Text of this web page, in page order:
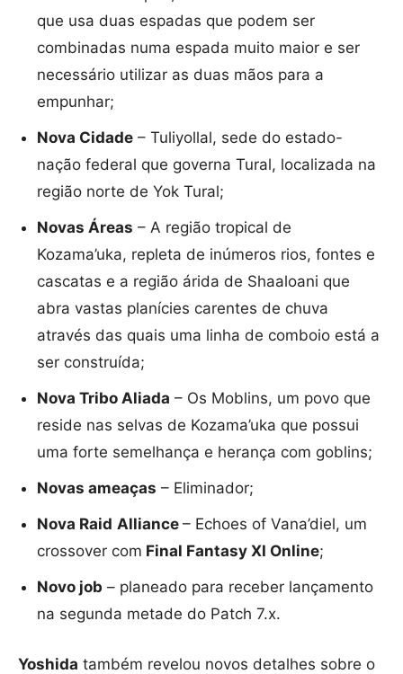
que usa duas espadas que podem ser
combinadas numa espada muito maior e ser
necessário utilizar as duas mãos para a
empunhar;
Nova Cidade – Tuliyollal, sede do estado-
nação federal que governa Tural, localizada na
região norte de Yok Tural;
Novas Áreas – A região tropical de
Kozama’uka, repleta de inúmeros rios, fontes e
cascatas e a região árida de Shaaloani que
abra vastas planícies carentes de chuva
através das quais uma linha de comboio está a
ser construída;
Nova Tribo Aliada – Os Moblins, um povo que
reside nas selvas de Kozama’uka que possui
uma forte semelhança e herança com goblins;
Novas ameaças – Eliminador;
Nova Raid Alliance – Echoes of Vana’diel, um
crossover com Final Fantasy XI Online;
Novo job – planeado para receber lançamento
na segunda metade do Patch 7.x.
Yoshida também revelou novos detalhes sobre o